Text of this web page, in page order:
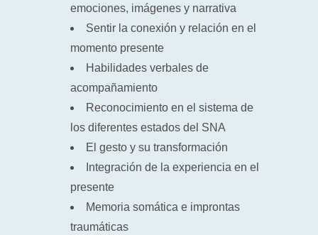
emociones, imágenes y narrativa
Sentir la conexión y relación en el
momento presente
Habilidades verbales de
acompañamiento
Reconocimiento en el sistema de
los diferentes estados del SNA
El gesto y su transformación
Integración de la experiencia en el
presente
Memoria somática e improntas
traumáticas